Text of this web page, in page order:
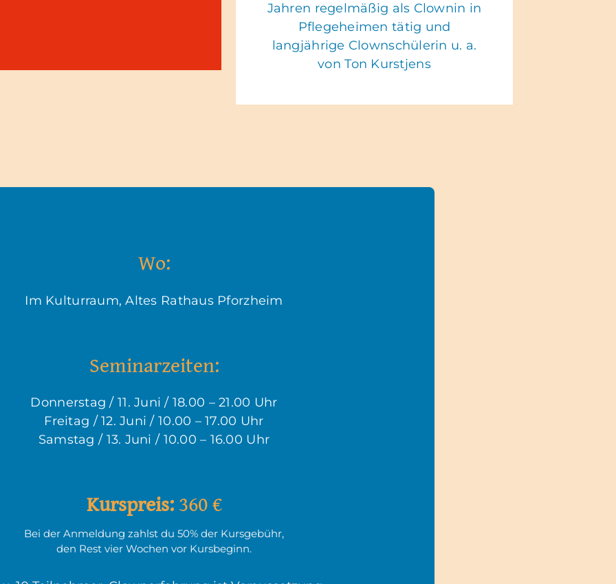
Jahren regelmäßig als Clownin in
Pflegeheimen tätig und
langjährige Clownschülerin u. a.
von Ton Kurstjens
Wo:
Im Kulturraum, Altes Rathaus Pforzheim
Seminarzeiten:
Donnerstag / 11. Juni / 18.00 – 21.00 Uhr
Freitag / 12. Juni / 10.00 – 17.00 Uhr
Samstag / 13. Juni / 10.00 – 16.00 Uhr
Kurspreis:360 €
Bei der Anmeldung zahlst du 50% der Kursgebühr,
den Rest vier Wochen vor Kursbeginn.